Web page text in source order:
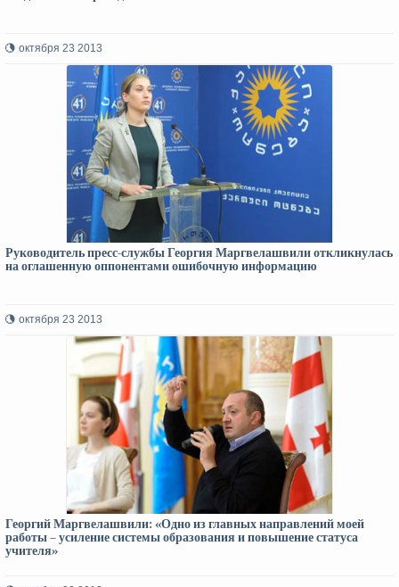
октября 23 2013
Руководитель пресс-службы Георгия Маргвелашвили откликнулась
на оглашенную оппонентами ошибочную информацию
октября 23 2013
Георгий Маргвелашвили: «Одно из главных направлений моей
работы – усиление системы образования и повышение статуса
учителя»